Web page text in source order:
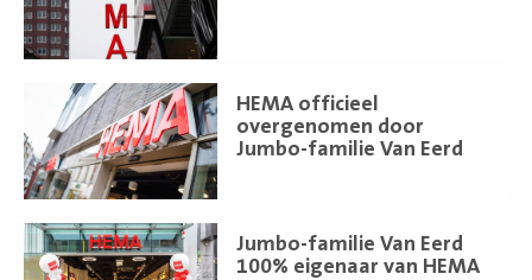
HEMA officieel
overgenomen door
Jumbo-familie Van Eerd
meer
Jumbo-familie Van Eerd
100% eigenaar van HEMA
Lees
meer